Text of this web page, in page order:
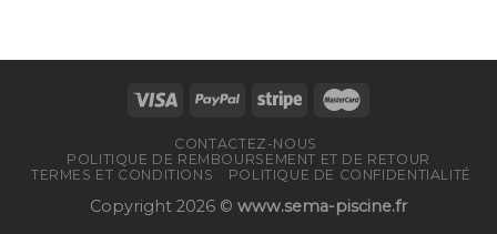
CONTACTEZ-NOUS
POLITIQUE DE REMBOURSEMENT ET DE RETOUR
TERMES ET CONDITIONS
POLITIQUE DE CONFIDENTIALITÉ
Copyright 2026 © www.sema-piscine.fr